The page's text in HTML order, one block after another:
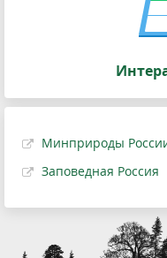
Минприроды
Заповедная Россия